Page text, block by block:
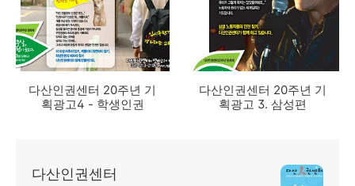
다산인권센터 20주년 기
획광고4 - 학생인권
다산인권센터 20주년 기
획광고 3. 삼성편
다산인권센터